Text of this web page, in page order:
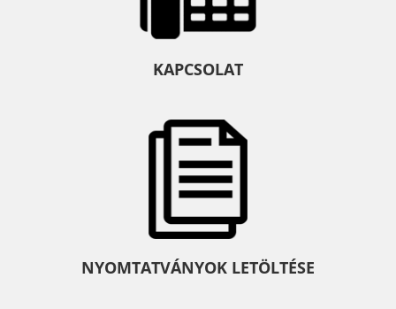
KAPCSOLAT
NYOMTATVÁNYOK LETÖLTÉSE